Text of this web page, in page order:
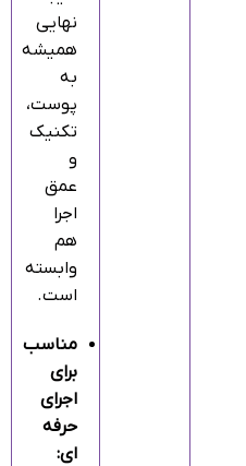
نهایی
همیشه
به
پوست،
تکنیک
و
عمق
اجرا
هم
وابسته
است.
مناسب
برای
اجرای
حرفه‌
ای: